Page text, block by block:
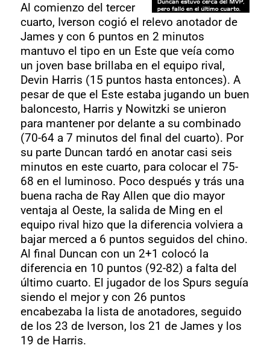
Al comienzo del tercer
cuarto, Iverson cogió el relevo anotador de
James y con 6 puntos en 2 minutos
mantuvo el tipo en un Este que veía como
un joven base brillaba en el equipo rival,
Devin Harris (15 puntos hasta entonces). A
pesar de que el Este estaba jugando un buen
baloncesto, Harris y Nowitzki se unieron
para mantener por delante a su combinado
(70-64 a 7 minutos del final del cuarto). Por
su parte Duncan tardó en anotar casi seis
minutos en este cuarto, para colocar el 75-
68 en el luminoso. Poco después y trás una
buena racha de Ray Allen que dio mayor
ventaja al Oeste, la salida de Ming en el
equipo rival hizo que la diferencia volviera a
bajar merced a 6 puntos seguidos del chino.
Al final Duncan con un 2+1 colocó la
diferencia en 10 puntos (92-82) a falta del
último cuarto. El jugador de los Spurs seguía
siendo el mejor y con 26 puntos
encabezaba la lista de anotadores, seguido
de los 23 de Iverson, los 21 de James y los
19 de Harris.